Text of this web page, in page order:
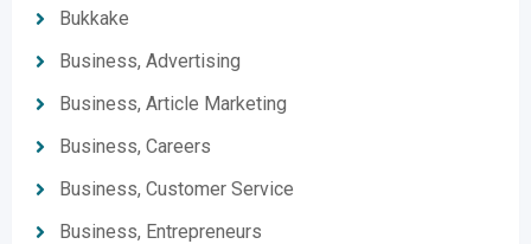
Bukkake
Business, Advertising
Business, Article Marketing
Business, Careers
Business, Customer Service
Business, Entrepreneurs